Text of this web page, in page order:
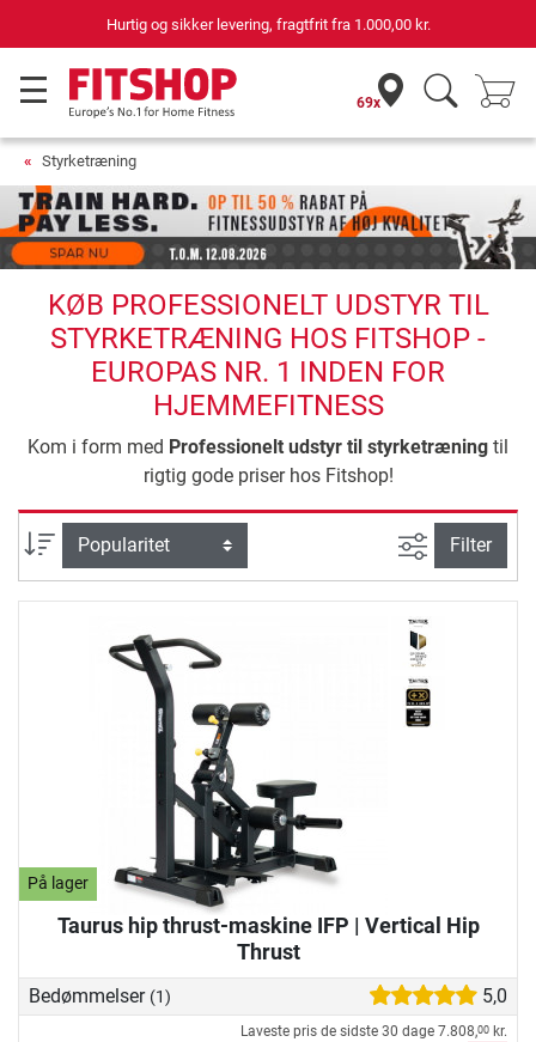
Hurtig og sikker levering, fragtfrit fra1.000,00 kr.
69x
Styrketræning
KØB PROFESSIONELT UDSTYR TIL
STYRKETRÆNING HOS FITSHOP -
EUROPAS NR. 1 INDEN FOR
HJEMMEFITNESS
Kom i form med Professionelt udstyr til styrketræning til
rigtig gode priser hos Fitshop!
sortering Avanceret
Filter
På lager
Taurus hip thrust-maskine IFP | Vertical Hip
Thrust
Bedømmelser (1) 5,0
Laveste pris de sidste 30 dage 7.808,00 kr.